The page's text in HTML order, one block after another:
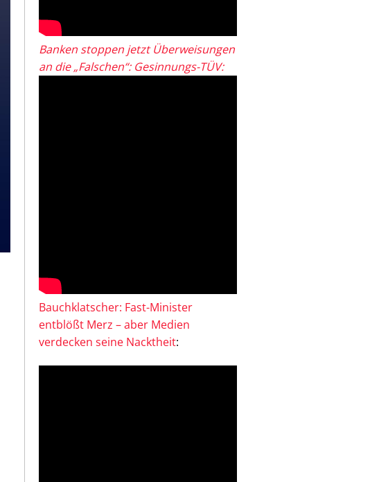
Banken stoppen jetzt Überweisungen
an die „Falschen“: Gesinnungs-TÜV:
Bauchklatscher: Fast-Minister
entblößt Merz – aber Medien
verdecken seine Nacktheit: